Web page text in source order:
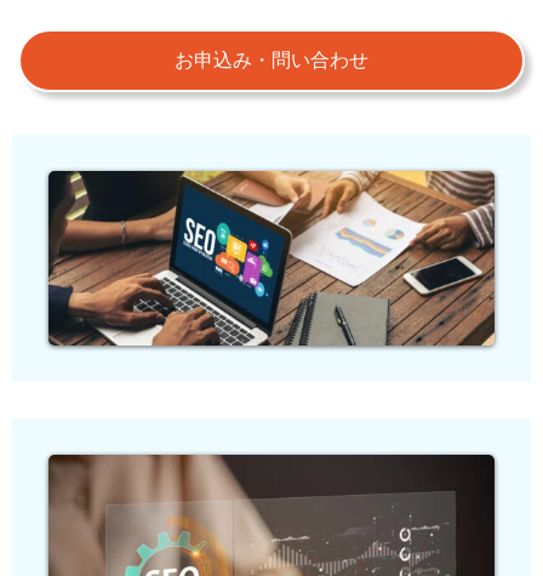
お申込み・問い合わせ